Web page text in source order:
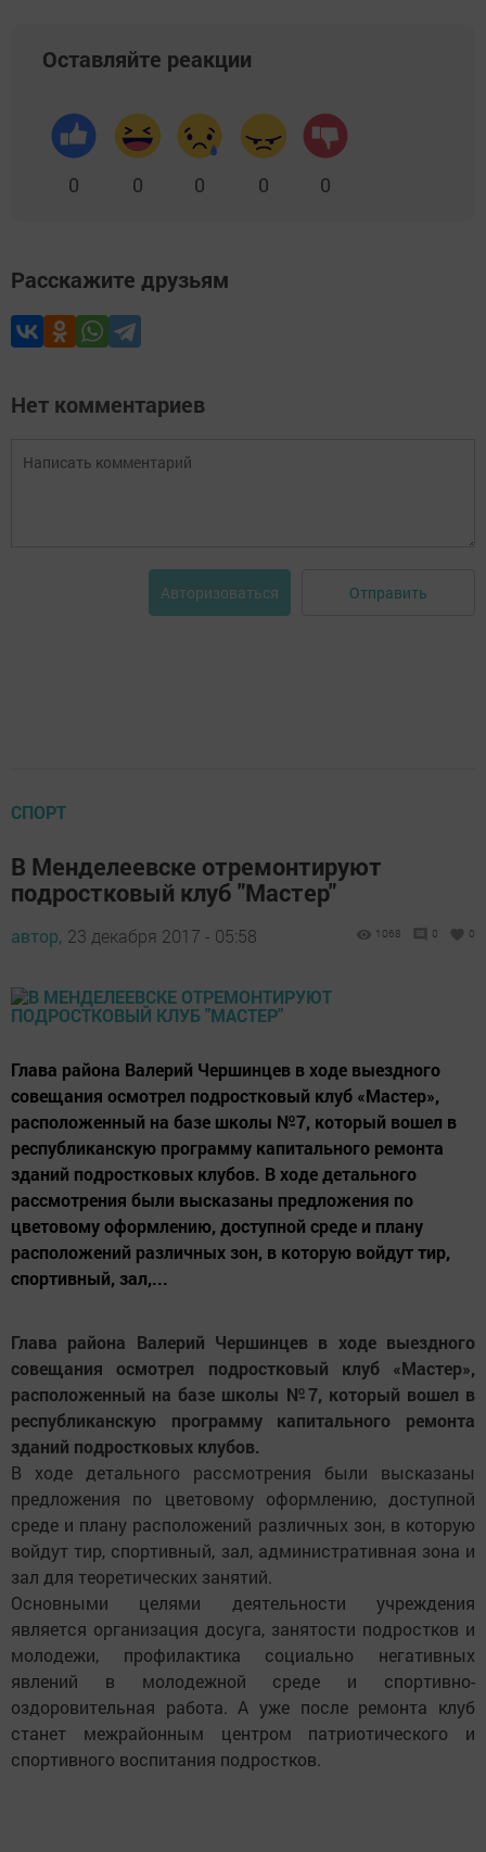
Оставляйте реакции
0 0 0 0 0
Расскажите друзьям
Нет комментариев
Авторизоваться Отправить
СПОРТ
В Менделеевске отремонтируют
подростковый клуб "Мастер"
автор, 23 декабря 2017 - 05:58 1068 0 0
Глава района Валерий Чершинцев в ходе выездного
совещания осмотрел подростковый клуб «Мастер»,
расположенный на базе школы №7, который вошел в
республиканскую программу капитального ремонта
зданий подростковых клубов. В ходе детального
рассмотрения были высказаны предложения по
цветовому оформлению, доступной среде и плану
расположений различных зон, в которую войдут тир,
спортивный, зал,...
Глава района Валерий Чершинцев в ходе выездного
совещания осмотрел подростковый клуб «Мастер»,
расположенный на базе школы №7, который вошел в
республиканскую программу капитального ремонта
зданий подростковых клубов.
В ходе детального рассмотрения были высказаны
предложения по цветовому оформлению, доступной
среде и плану расположений различных зон, в которую
войдут тир, спортивный, зал, административная зона и
зал для теоретических занятий.
Основными целями деятельности учреждения
является организация досуга, занятости подростков и
молодежи, профилактика социально негативных
явлений в молодежной среде и спортивно-
оздоровительная работа. А уже после ремонта клуб
станет межрайонным центром патриотического и
спортивного воспитания подростков.